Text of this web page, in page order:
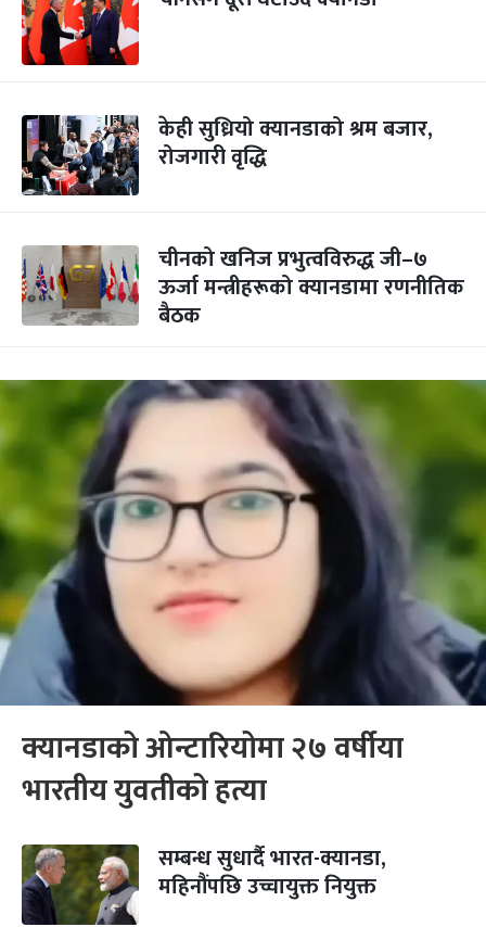
केही सुध्रियो क्यानडाको श्रम बजार,
रोजगारी वृद्धि
चीनको खनिज प्रभुत्वविरुद्ध जी–७
ऊर्जा मन्त्रीहरूको क्यानडामा रणनीतिक
बैठक
क्यानडाको ओन्टारियोमा २७ वर्षीया
भारतीय युवतीको हत्या
सम्बन्ध सुधार्दै भारत-क्यानडा,
महिनौंपछि उच्चायुक्त नियुक्त